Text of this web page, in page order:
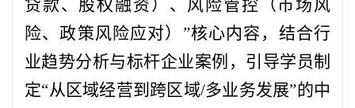
贷款、股权融资）、风险管控（市场风
险、政策风险应对）”核心内容，结合行
业趋势分析与标杆企业案例，引导学员制
定“从区域经营到跨区域/多业务发展”的中